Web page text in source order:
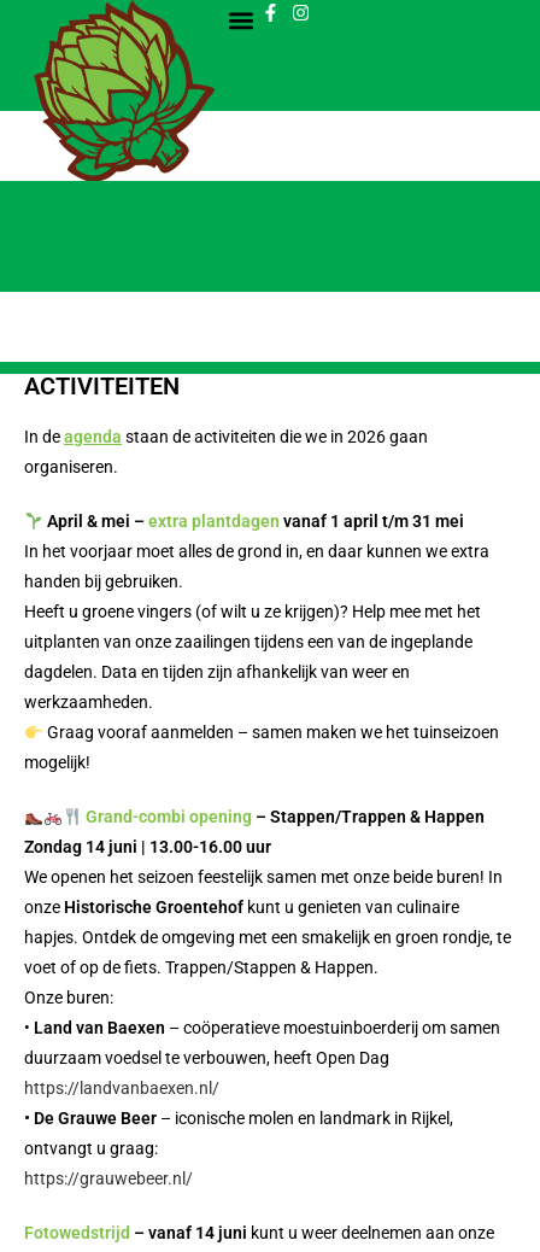
ACTIVITEITEN
In deagenda staan de activiteiten die we in 2026 gaan
organiseren.
April & mei –extra plantdagen vanaf 1 april t/m 31 mei
In het voorjaar moet alles de grond in, en daar kunnen we extra
handen bij gebruiken.
Heeft u groene vingers (of wilt u ze krijgen)? Help mee met het
uitplanten van onze zaailingen tijdens een van de ingeplande
dagdelen. Data en tijden zijn afhankelijk van weer en
werkzaamheden.
Graag vooraf aanmelden – samen maken we het tuinseizoen
mogelijk!
Grand-combi opening– Stappen/Trappen & Happen
Zondag 14 juni | 13.00-16.00 uur
We openen het seizoen feestelijk samen met onze beide buren! In
onze Historische Groentehof kunt u genieten van culinaire
hapjes. Ontdek de omgeving met een smakelijk en groen rondje, te
voet of op de fiets. Trappen/Stappen & Happen.
Onze buren:
• Land van Baexen – coöperatieve moestuinboerderij om samen
duurzaam voedsel te verbouwen, heeft Open Dag
https://landvanbaexen.nl/
• De Grauwe Beer – iconische molen en landmark in Rijkel,
ontvangt u graag:
https://grauwebeer.nl/
Fotowedstrijd – vanaf 14 juni kunt u weer deelnemen aan onze